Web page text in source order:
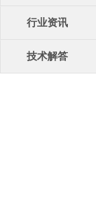
行业资讯
技术解答